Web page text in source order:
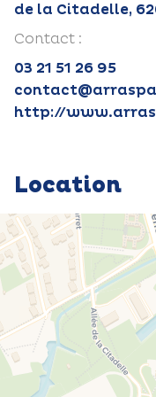
de la Citadelle,
Contact :
03 21 51 26 95
http://
Location